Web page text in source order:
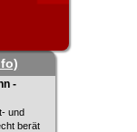
-
und
berät